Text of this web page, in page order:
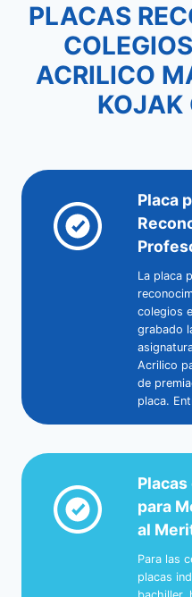
PLACAS
ACRILICO
KOJAK
Placa
La placa
colegios
grabado
Acrilico
de
placa.
para
al
Para las
placas